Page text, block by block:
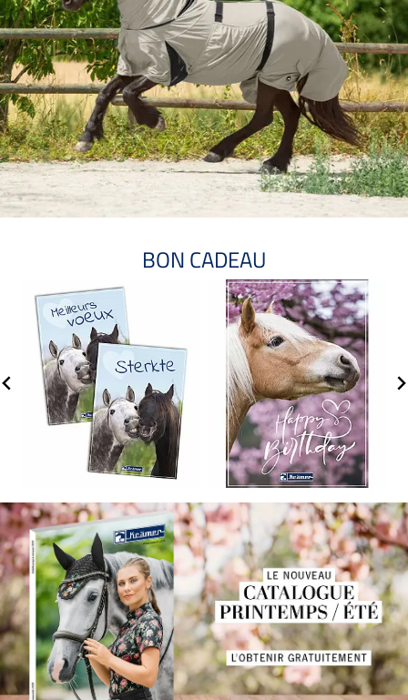
BON CADEAU